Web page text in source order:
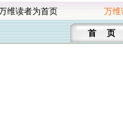
维读者为首页 万维
首 页